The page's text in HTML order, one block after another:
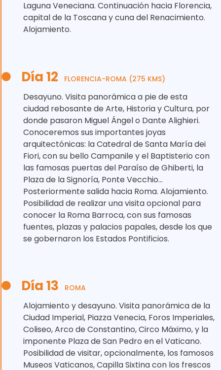
Laguna Veneciana. Continuación hacia Florencia,
capital de la Toscana y cuna del Renacimiento.
Alojamiento.
Día 12 FLORENCIA-ROMA (275 KMS)
Desayuno. Visita panorámica a pie de esta
ciudad rebosante de Arte, Historia y Cultura, por
donde pasaron Miguel Ángel o Dante Alighieri.
Conoceremos sus importantes joyas
arquitectónicas: la Catedral de Santa María dei
Fiori, con su bello Campanile y el Baptisterio con
las famosas puertas del Paraíso de Ghiberti, la
Plaza de la Signoría, Ponte Vecchio…
Posteriormente salida hacia Roma. Alojamiento.
Posibilidad de realizar una visita opcional para
conocer la Roma Barroca, con sus famosas
fuentes, plazas y palacios papales, desde los que
se gobernaron los Estados Pontificios.
Día 13 ROMA
Alojamiento y desayuno. Visita panorámica de la
Ciudad Imperial, Piazza Venecia, Foros Imperiales,
Coliseo, Arco de Constantino, Circo Máximo, y la
imponente Plaza de San Pedro en el Vaticano.
Posibilidad de visitar, opcionalmente, los famosos
Museos Vaticanos, Capilla Sixtina con los frescos